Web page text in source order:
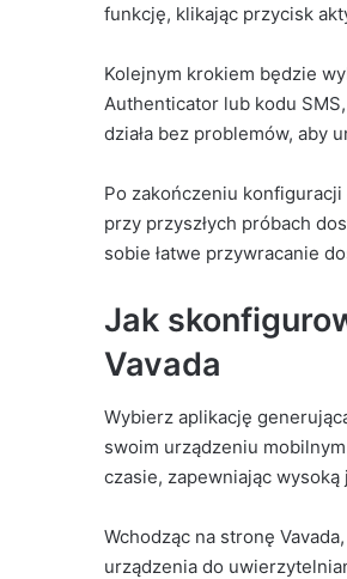
funkcję, klikając przycisk
Kolejnym krokiem będzie
Authenticator lub kodu
działa bez problemów, aby
Po zakończeniu
przy przyszłych próbach
sobie łatwe przywracanie
Jak
Vavada
Wybierz aplikację
swoim urządzeniu
czasie, zapewniając
Wchodząc na stronę
urządzenia do